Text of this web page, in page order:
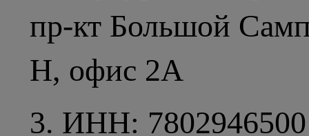
пр-кт Большой
Н, офис 2А
3. ИНН: 7802946500